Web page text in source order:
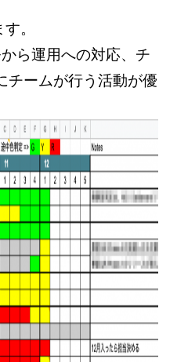
。
ら運用への対応、チ
チームが行う活動が優